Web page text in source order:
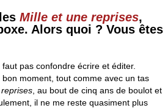
Mille et une reprises,
Alors quoi ? Vous êtes
pas confondre écrire et éditer.
moment, tout comme avec un tas
, au bout de cinq ans de boulot et
il ne me reste quasiment plus